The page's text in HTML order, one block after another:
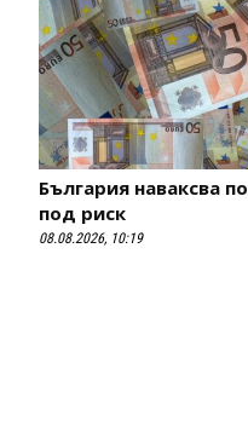
България наваксва
под риск
08.08.2026, 10:19